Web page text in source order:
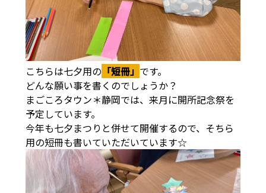
こちらは七夕用の 「短冊」 です。
どんな願い事を書くのでしょうか？
まごころタウン＊静岡では、来月に開所記念祭を
予定しています。
今年も七夕まつりと併せて開催するので、そちら
用の短冊も書いていただいています☆